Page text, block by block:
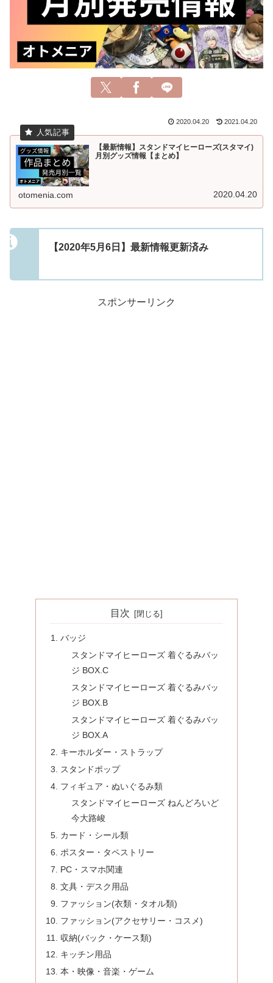
2020.04.20 2021.04.20
【最新情報】スタンドマイヒーローズ(スタマイ)
月別グッズ情報【まとめ】
otomenia.com 2020.04.20
【2020年5月6日】最新情報更新済み
スポンサーリンク
目次
バッジ
スタンドマイヒーローズ 着ぐるみバッ
ジ BOX.C
スタンドマイヒーローズ 着ぐるみバッ
ジ BOX.B
スタンドマイヒーローズ 着ぐるみバッ
ジ BOX.A
キーホルダー・ストラップ
スタンドポップ
フィギュア・ぬいぐるみ類
スタンドマイヒーローズ ねんどろいど
今大路峻
カード・シール類
ポスター・タペストリー
PC・スマホ関連
文具・デスク用品
ファッション(衣類・タオル類)
ファッション(アクセサリー・コスメ)
収納(バック・ケース類)
キッチン用品
本・映像・音楽・ゲーム